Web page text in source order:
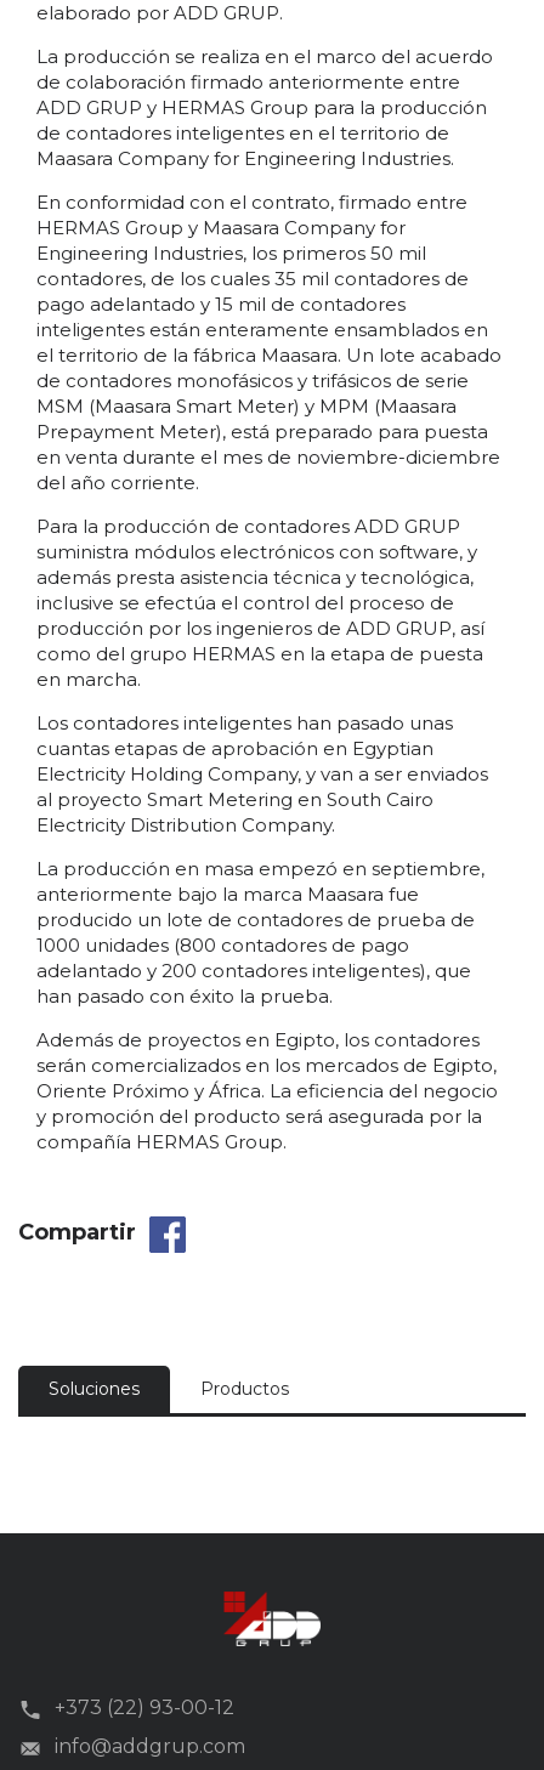
elaborado por ADD GRUP.
La producción se realiza en el marco del acuerdo
de colaboración firmado anteriormente entre
ADD GRUP y HERMAS Group para la producción
de contadores inteligentes en el territorio de
Maasara Company for Engineering Industries.
En conformidad con el contrato, firmado entre
HERMAS Group y Maasara Company for
Engineering Industries, los primeros 50 mil
contadores, de los cuales 35 mil contadores de
pago adelantado y 15 mil de contadores
inteligentes están enteramente ensamblados en
el territorio de la fábrica Maasara. Un lote acabado
de contadores monofásicos y trifásicos de serie
MSM (Maasara Smart Meter) y MPM (Maasara
Prepayment Meter), está preparado para puesta
en venta durante el mes de noviembre-diciembre
del año corriente.
Para la producción de contadores ADD GRUP
suministra módulos electrónicos con software, y
además presta asistencia técnica y tecnológica,
inclusive se efectúa el control del proceso de
producción por los ingenieros de ADD GRUP, así
como del grupo HERMAS en la etapa de puesta
en marcha.
Los contadores inteligentes han pasado unas
cuantas etapas de aprobación en Egyptian
Electricity Holding Company, y van a ser enviados
al proyecto Smart Metering en South Cairo
Electricity Distribution Company.
La producción en masa empezó en septiembre,
anteriormente bajo la marca Maasara fue
producido un lote de contadores de prueba de
1000 unidades (800 contadores de pago
adelantado y 200 contadores inteligentes), que
han pasado con éxito la prueba.
Además de proyectos en Egipto, los contadores
serán comercializados en los mercados de Egipto,
Oriente Próximo y África. La eficiencia del negocio
y promoción del producto será asegurada por la
compañía HERMAS Group.
Compartir
Soluciones Productos
+373 (22) 93-00-12
info@addgrup.com